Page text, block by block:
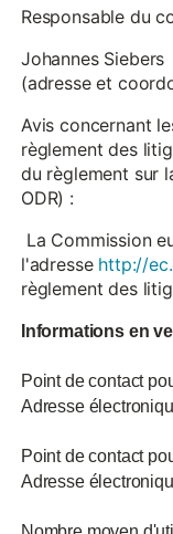
Responsable du
Johannes Siebers
(adresse et
Avis concernant
règlement des
du règlement sur
ODR) :
La Commission
l'adresse http://
règlement des
Informations en
Point de contact
Adresse
Point de contact
Adresse